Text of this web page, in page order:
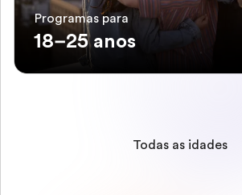
Programas para
18–25 anos
Todas as idades